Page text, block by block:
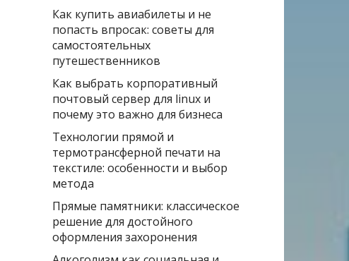
Как купить авиабилеты и не
попасть впросак: советы для
самостоятельных
путешественников
Как выбрать корпоративный
почтовый сервер для linux и
почему это важно для бизнеса
Технологии прямой и
термотрансферной печати на
текстиле: особенности и выбор
метода
Прямые памятники: классическое
решение для достойного
оформления захоронения